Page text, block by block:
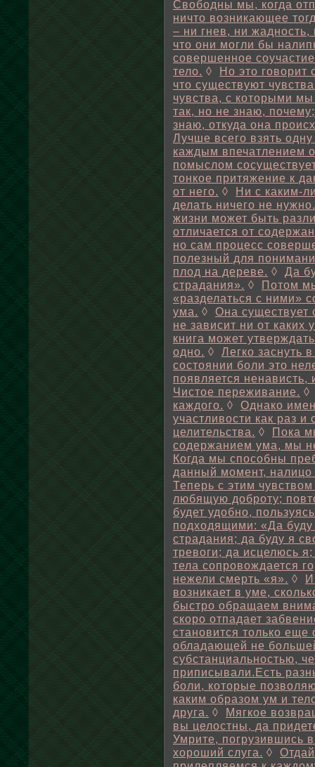
Свободны мы, когда
ничто возникающее
– ни гнев, ни жадность,
что они могли бы
совершенное
тело. ◊ Но это
что существуют
чувства, с которыми
так, но не знаю,
знаю, откуда она
Лучше всего взять
каждым впечатлением
помыслом
тонкое притяжение к
от него. ◊ Ни с каким-
делать ничего не нужно.
жизни может быть
отличается от
но сам процесс
полезный для
плод на дереве. ◊ Да
страдания». ◊ Потом
«разделаться с ними»
ума. ◊ Она существует
не зависит ни от каких
книга может
одно. ◊ Легко заснуть
состоянии боли это
появляется
Чистое переживание.
каждого. ◊ Однако
участливости как раз и
целительства. ◊ Пока
содержанием ума, мы
Когда мы способны
данный момент,
Теперь с этим
любящую доброту;
будет удобно,
подходящими: «Да буду
страдания; да буду я
тревоги; да исцелюсь
тела сопровождается
нежели смерть «я». ◊
возникает в уме,
быстро обращаем
скоро отпадает
становится только
обладающей не
субстанциальностью,
приписывали.Есть
боли, которые
каким образом ум и
друга. ◊ Мягкое
вы целостны, да
Умрите, погрузившись в
хороший слуга. ◊